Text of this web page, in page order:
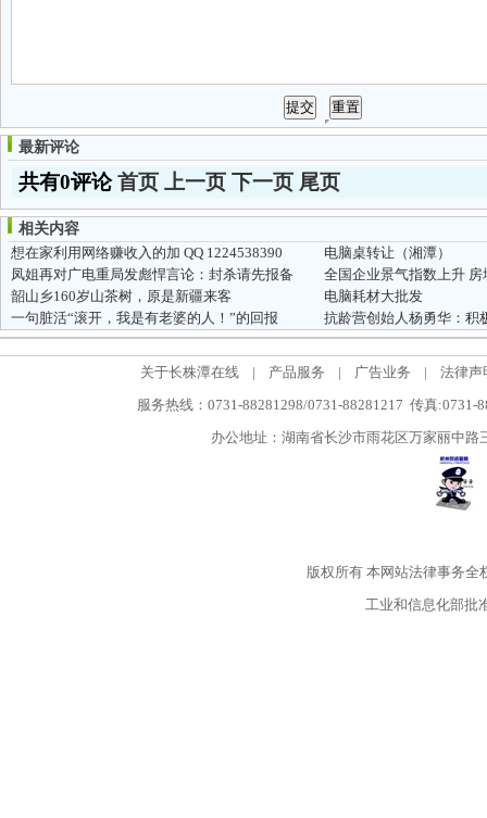
最新评论
共有0评论首页 上一页 下一页 尾页
相关内容
想在家利用网络赚收入的加 QQ 1224538390
电脑桌转让（湘潭）
凤姐再对广电重局发彪悍言论：封杀请先报备
全国企业景气指数上升
韶山乡160岁山茶树，原是新疆来客
电脑耗材大批发
一句脏活“滚开，我是有老婆的人！”的回报
抗龄营创始人杨勇华：积
关于长株潭在线 | 产品服务 | 广告业务 |
法律声
服务热线：0731-88281298/0731-88281217 传真:0731-
办公地址：湖南省长沙市雨花区万家丽中
版权所有本网站法律事务全
工业和信息化部批